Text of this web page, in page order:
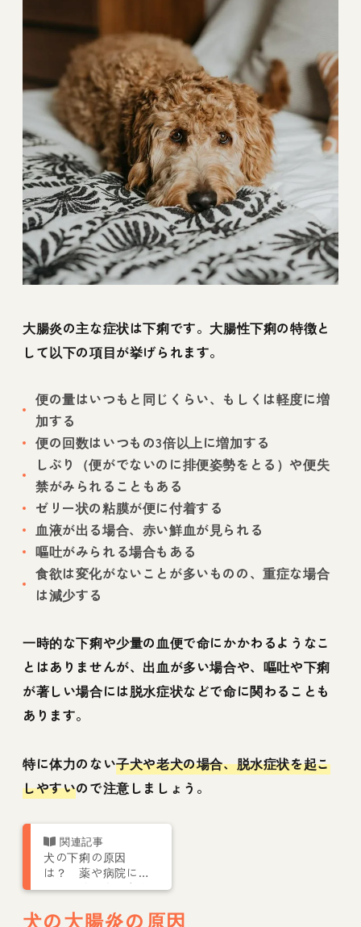
大腸炎の主な症状は下痢です。大腸性下痢の特徴と
して以下の項目が挙げられます。
便の量はいつもと同じくらい、もしくは軽度に増
加する
便の回数はいつもの3倍以上に増加する
しぶり（便がでないのに排便姿勢をとる）や便失
禁がみられることもある
ゼリー状の粘膜が便に付着する
血液が出る場合、赤い鮮血が見られる
嘔吐がみられる場合もある
食欲は変化がないことが多いものの、重症な場合
は減少する
一時的な下痢や少量の血便で命にかかわるようなこ
とはありませんが、出血が多い場合や、嘔吐や下痢
が著しい場合には脱水症状などで命に関わることも
あります。
特に体力のない子犬や老犬の場合、脱水症状を起こ
しやすいので注意しましょう。
犬の下痢の原因
は？ 薬や病院に連
れて行くべきかなど
犬の大腸炎の原因